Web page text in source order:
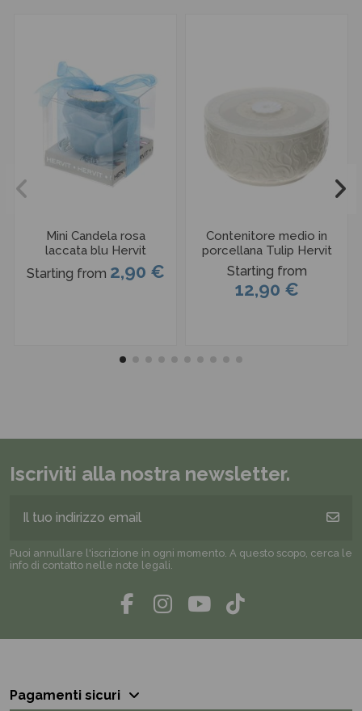
Mini Candela rosa
laccata blu Hervit
Starting from 2,90 €
Contenitore medio in
porcellana Tulip Hervit
Starting from
12,90 €
Iscriviti alla nostra newsletter.
Puoi annullare l'iscrizione in ogni momento. A questo scopo, cerca le
info di contatto nelle note legali.
Pagamenti sicuri